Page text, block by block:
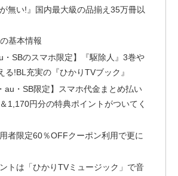
が無い!』国内最大級の品揃え35万冊以
基本情報
・SBのスマホ限定】『駆除人』3巻や
る!BL充実の『ひかりTVブック』
au・SB限定】スマホ代金まとめ払い
1,170円分の特典ポイントがついてく
者限定60％OFFクーポン利用で更に
トは「ひかりTVミュージック」で音